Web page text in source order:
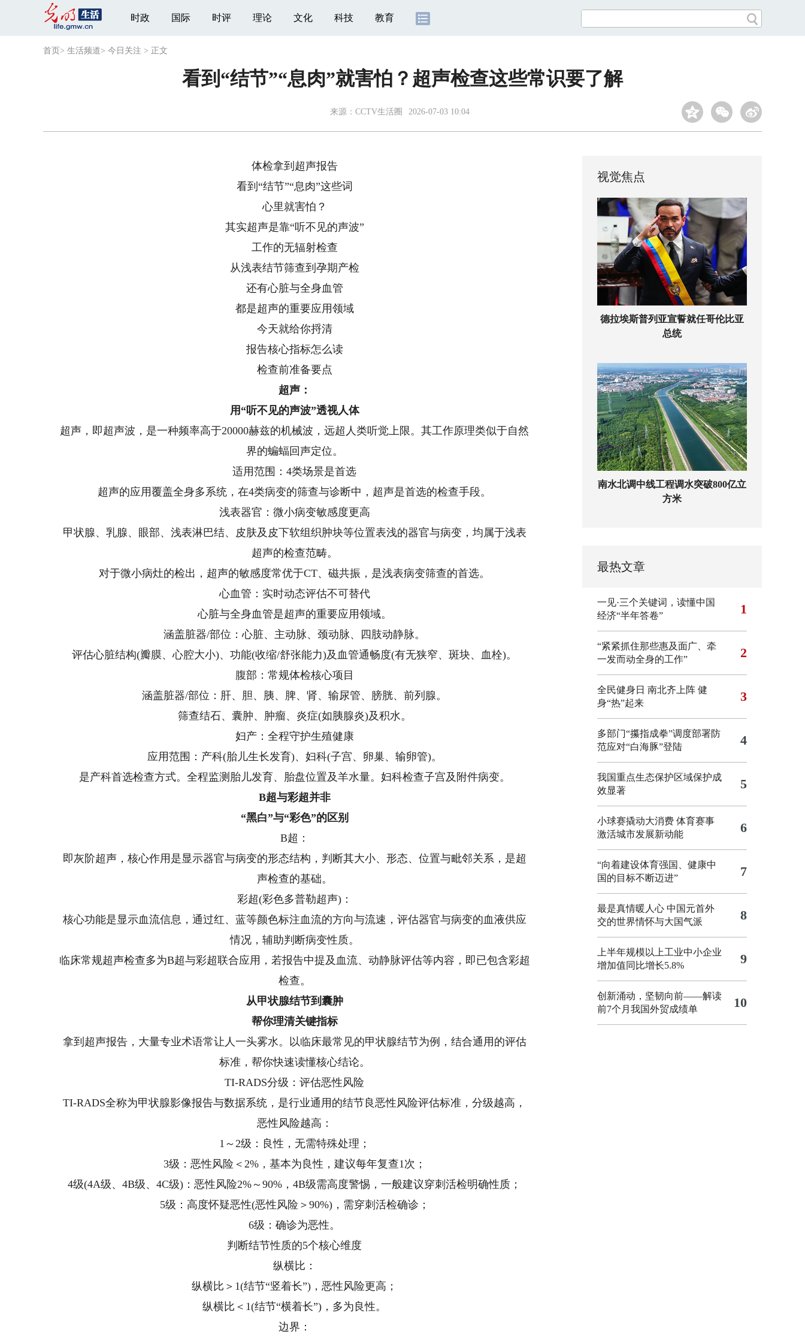
时政 国际 时评 理论 文化 科技 教育
首页 > 生活频道> 今日关注 > 正文
看到“结节”“息肉”就害怕？超声检查这些常识要了解
来源： CCTV生活圈 2026-07-03 10:04
体检拿到超声报告
看到“结节”“息肉”这些词
心里就害怕？
其实超声是靠“听不见的声波”
工作的无辐射检查
从浅表结节筛查到孕期产检
还有心脏与全身血管
都是超声的重要应用领域
今天就给你捋清
报告核心指标怎么读
检查前准备要点
超声：
用“听不见的声波”透视人体
超声，即超声波，是一种频率高于20000赫兹的机械波，远超人类听觉上限。其工作原理类似于自然
界的蝙蝠回声定位。
适用范围：4类场景是首选
超声的应用覆盖全身多系统，在4类病变的筛查与诊断中，超声是首选的检查手段。
浅表器官：微小病变敏感度更高
甲状腺、乳腺、眼部、浅表淋巴结、皮肤及皮下软组织肿块等位置表浅的器官与病变，均属于浅表
超声的检查范畴。
对于微小病灶的检出，超声的敏感度常优于CT、磁共振，是浅表病变筛查的首选。
心血管：实时动态评估不可替代
心脏与全身血管是超声的重要应用领域。
涵盖脏器/部位：心脏、主动脉、颈动脉、四肢动静脉。
评估心脏结构(瓣膜、心腔大小)、功能(收缩/舒张能力)及血管通畅度(有无狭窄、斑块、血栓)。
腹部：常规体检核心项目
涵盖脏器/部位：肝、胆、胰、脾、肾、输尿管、膀胱、前列腺。
筛查结石、囊肿、肿瘤、炎症(如胰腺炎)及积水。
妇产：全程守护生殖健康
应用范围：产科(胎儿生长发育)、妇科(子宫、卵巢、输卵管)。
是产科首选检查方式。全程监测胎儿发育、胎盘位置及羊水量。妇科检查子宫及附件病变。
B超与彩超并非
“黑白”与“彩色”的区别
B超：
即灰阶超声，核心作用是显示器官与病变的形态结构，判断其大小、形态、位置与毗邻关系，是超
声检查的基础。
彩超(彩色多普勒超声)：
核心功能是显示血流信息，通过红、蓝等颜色标注血流的方向与流速，评估器官与病变的血液供应
情况，辅助判断病变性质。
临床常规超声检查多为B超与彩超联合应用，若报告中提及血流、动静脉评估等内容，即已包含彩超
检查。
从甲状腺结节到囊肿
帮你理清关键指标
拿到超声报告，大量专业术语常让人一头雾水。以临床最常见的甲状腺结节为例，结合通用的评估
标准，帮你快速读懂核心结论。
TI-RADS分级：评估恶性风险
TI-RADS全称为甲状腺影像报告与数据系统，是行业通用的结节良恶性风险评估标准，分级越高，
恶性风险越高：
1～2级：良性，无需特殊处理；
3级：恶性风险＜2%，基本为良性，建议每年复查1次；
4级(4A级、4B级、4C级)：恶性风险2%～90%，4B级需高度警惕，一般建议穿刺活检明确性质；
5级：高度怀疑恶性(恶性风险＞90%)，需穿刺活检确诊；
6级：确诊为恶性。
判断结节性质的5个核心维度
纵横比：
纵横比＞1(结节“竖着长”)，恶性风险更高；
纵横比＜1(结节“横着长”)，多为良性。
边界：
视觉焦点
德拉埃斯普列亚宣誓就任哥伦比亚
总统
南水北调中线工程调水突破800亿立
方米
最热文章
一见·三个关键词，读懂中国
经济“半年答卷”
1
“紧紧抓住那些惠及面广、牵
一发而动全身的工作”
2
全民健身日 南北齐上阵 健
身“热”起来
3
多部门“攥指成拳”调度部署防
范应对“白海豚”登陆
4
我国重点生态保护区域保护成
效显著
5
小球赛撬动大消费 体育赛事
激活城市发展新动能
6
“向着建设体育强国、健康中
国的目标不断迈进”
7
最是真情暖人心 中国元首外
交的世界情怀与大国气派
8
上半年规模以上工业中小企业
增加值同比增长5.8%
9
创新涌动，坚韧向前——解读
前7个月我国外贸成绩单
10